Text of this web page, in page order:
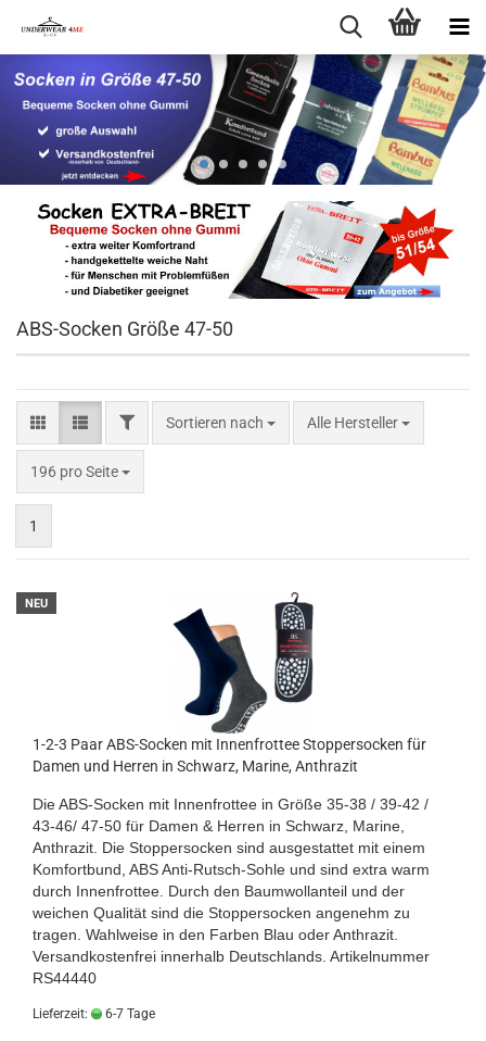
ABS-Socken Größe 47-50
FILTERSortieren nach
Sortieren nach Alle Hersteller
196 pro Seite
pro Seite
1
NEU
1-2-3 Paar ABS-Socken mit Innenfrottee Stoppersocken für
Damen und Herren in Schwarz, Marine, Anthrazit
Die ABS-Socken mit Innenfrottee in Größe 35-38 / 39-42 /
43-46/ 47-50 für Damen & Herren in Schwarz, Marine,
Anthrazit. Die Stoppersocken sind ausgestattet mit einem
Komfortbund, ABS Anti-Rutsch-Sohle und sind extra warm
durch Innenfrottee. Durch den Baumwollanteil und der
weichen Qualität sind die Stoppersocken angenehm zu
tragen. Wahlweise in den Farben Blau oder Anthrazit.
Versandkostenfrei innerhalb Deutschlands. Artikelnummer
RS44440
Lieferzeit: 6-7 Tage